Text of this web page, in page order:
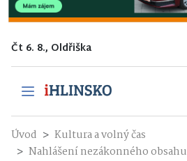
Čt 6. 8., Oldřiška
Úvod
Kultura a volný čas
Nahlášení nezákonného obsahu